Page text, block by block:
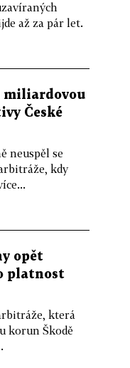
až za pár let.
miliardovou
České
neuspěl se
kdy
opět
platnost
která
korun Škodě